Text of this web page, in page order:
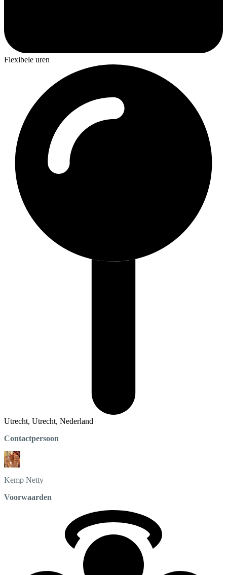
Flexibele uren
Utrecht, Utrecht, Nederland
Contactpersoon
Kemp Netty
Voorwaarden